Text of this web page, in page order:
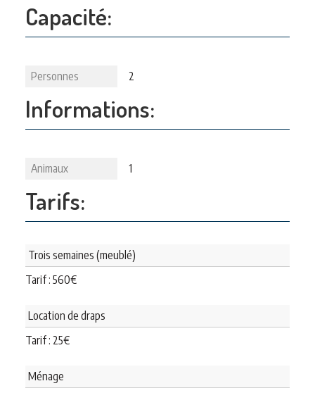
Capacité:
Personnes 2
Informations:
Animaux 1
Tarifs:
Trois semaines (meublé)
Tarif : 560€
Location de draps
Tarif : 25€
Ménage